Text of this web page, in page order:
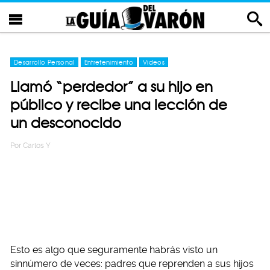
Desarrollo Personal Entretenimiento Videos
Llamó “perdedor” a su hijo en
público y recibe una lección de
un desconocido
Por Carlos Y
Esto es algo que seguramente habrás visto un
sinnúmero de veces: padres que reprenden a sus hijos